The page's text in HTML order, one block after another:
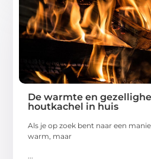
De warmte en
houtkachel in huis
Als je op zoek bent naar een
warm, maar